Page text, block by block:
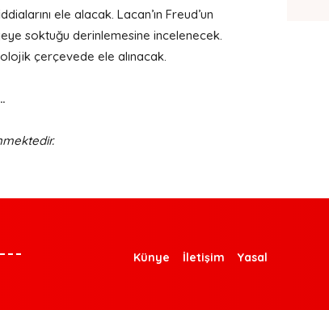
ele alacak. Lacan’ın Freud’un
soktuğu derinlemesine incelenecek.
çerçevede ele alınacak.
Künye İletişim Yasal